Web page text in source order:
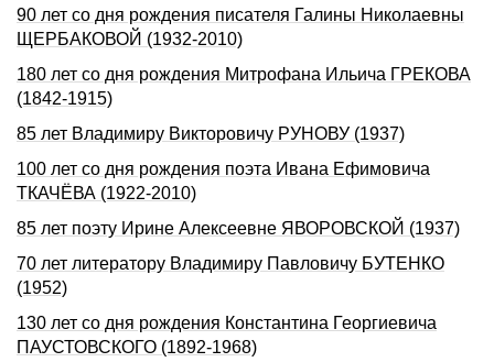
90 лет со дня рождения писателя Галины Николаевны
ЩЕРБАКОВОЙ (1932-2010)
180 лет со дня рождения Митрофана Ильича ГРЕКОВА
(1842-1915)
85 лет Владимиру Викторовичу РУНОВУ (1937)
100 лет со дня рождения поэта Ивана Ефимовича
ТКАЧЁВА (1922-2010)
85 лет поэту Ирине Алексеевне ЯВОРОВСКОЙ (1937)
70 лет литератору Владимиру Павловичу БУТЕНКО
(1952)
130 лет со дня рождения Константина Георгиевича
ПАУСТОВСКОГО (1892-1968)